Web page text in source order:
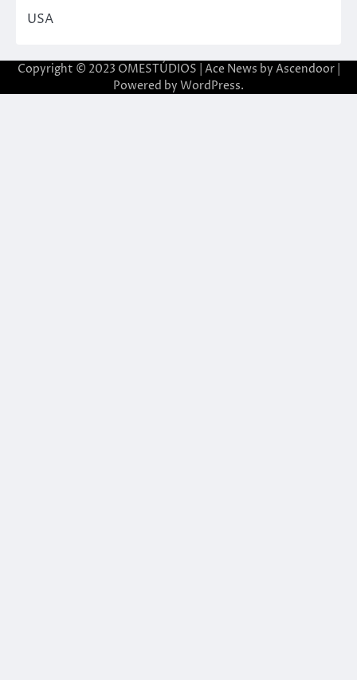
USA
Copyright © 2023 OMESTÚDIOS | Ace News by Ascendoor|
Powered by WordPress.